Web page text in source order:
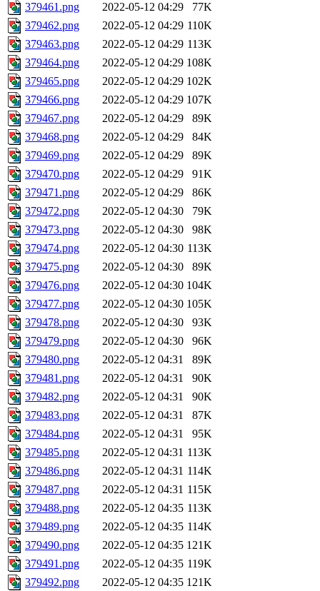
379461.png
2022-05-12 04:29
77K
379462.png
2022-05-12 04:29 110K
379463.png
2022-05-12 04:29 113K
379464.png
2022-05-12 04:29 108K
379465.png
2022-05-12 04:29 102K
379466.png
2022-05-12 04:29 107K
379467.png
2022-05-12 04:29
89K
379468.png
2022-05-12 04:29
84K
379469.png
2022-05-12 04:29
89K
379470.png
2022-05-12 04:29
91K
379471.png
2022-05-12 04:29
86K
379472.png
2022-05-12 04:30
79K
379473.png
2022-05-12 04:30
98K
379474.png
2022-05-12 04:30 113K
379475.png
2022-05-12 04:30
89K
379476.png
2022-05-12 04:30 104K
379477.png
2022-05-12 04:30 105K
379478.png
2022-05-12 04:30
93K
379479.png
2022-05-12 04:30
96K
379480.png
2022-05-12 04:31
89K
379481.png
2022-05-12 04:31
90K
379482.png
2022-05-12 04:31
90K
379483.png
2022-05-12 04:31
87K
379484.png
2022-05-12 04:31
95K
379485.png
2022-05-12 04:31 113K
379486.png
2022-05-12 04:31 114K
379487.png
2022-05-12 04:31 115K
379488.png
2022-05-12 04:35 113K
379489.png
2022-05-12 04:35 114K
379490.png
2022-05-12 04:35 121K
379491.png
2022-05-12 04:35 119K
379492.png
2022-05-12 04:35 121K